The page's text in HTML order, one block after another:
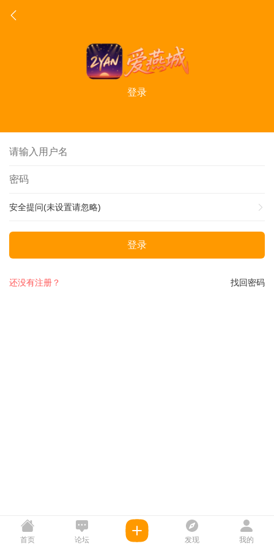
登录
安全提问(未设置请忽略)
登录
找回密码
还没有注册？
首页 论坛 发现 我的